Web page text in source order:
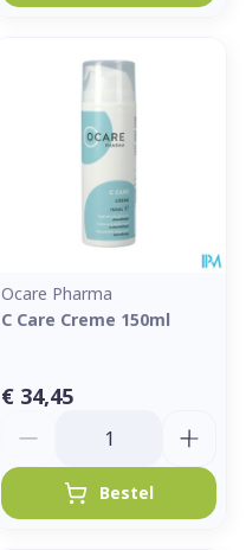
Ocare Pharma
C Care Creme 150ml
€ 34,45
Bestel